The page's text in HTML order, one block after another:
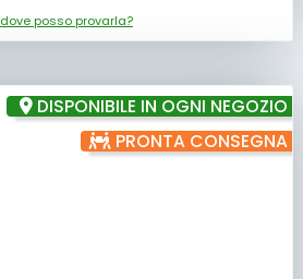
dove posso provarla?
DISPONIBILE IN OGNI NEGOZIO
PRONTA CONSEGNA